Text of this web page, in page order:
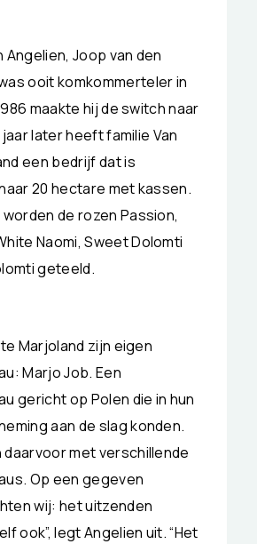
Angelien, Joop van den
ooit komkommerteler in
maakte hij de switch naar
later heeft familie Van
een bedrijf dat is
20 hectare met kassen.
de rozen Passion,
Naomi, Sweet Dolomti
geteeld.
Marjoland zijn eigen
Marjo Job. Een
gericht op Polen die in hun
aan de slag konden.
daarvoor met verschillende
Op een gegeven
wij: het uitzenden
ook”, legt Angelien uit. “Het